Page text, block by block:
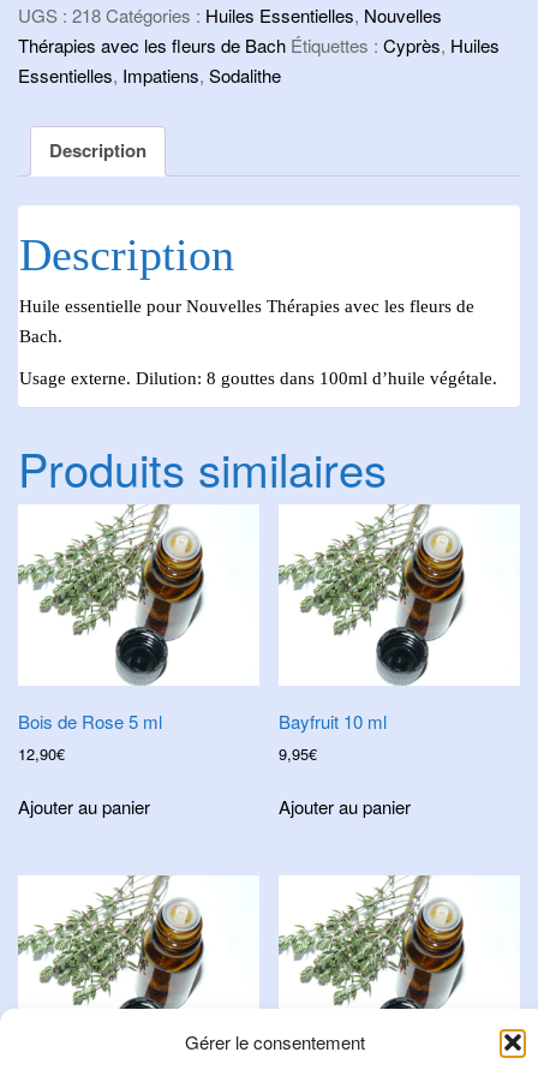
Gérer le consentement
5
ml
UGS : 218Catégories : Huiles Essentielles, Nouvelles
Thérapies avec les fleurs de Bach Étiquettes : Cyprès, Huiles
Essentielles, Impatiens, Sodalithe
Description
Description
Huile essentielle pour Nouvelles Thérapies avec les fleurs de
Bach.
Usage externe. Dilution: 8 gouttes dans 100ml d’huile végétale.
Produits similaires
Bois de Rose 5 ml
12,90€
Ajouter au panier
Bayfruit 10 ml
9,95€
Ajouter au panier